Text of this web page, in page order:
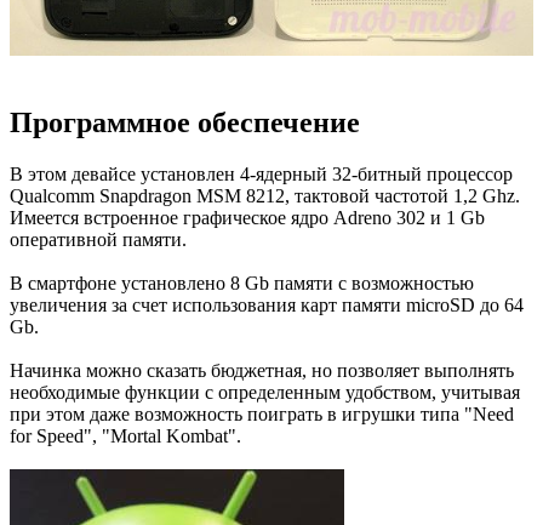
Программное обеспечение
В этом девайсе установлен 4-ядерный 32-битный процессор
Qualcomm Snapdragon MSM 8212, тактовой частотой 1,2 Ghz.
Имеется встроенное графическое ядро Adreno 302 и 1 Gb
оперативной памяти.
В смартфоне установлено 8 Gb памяти с возможностью
увеличения за счет использования карт памяти microSD до 64
Gb.
Начинка можно сказать бюджетная, но позволяет выполнять
необходимые функции с определенным удобством, учитывая
при этом даже возможность поиграть в игрушки типа "Need
for Speed", "Mortal Kombat".